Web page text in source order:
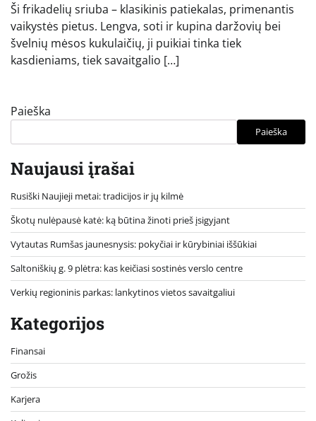
Ši frikadelių sriuba – klasikinis patiekalas, primenantis
vaikystės pietus. Lengva, soti ir kupina daržovių bei
švelnių mėsos kukulaičių, ji puikiai tinka tiek
kasdieniams, tiek savaitgalio […]
Paieška
Paieška
Naujausi įrašai
Rusiški Naujieji metai: tradicijos ir jų kilmė
Škotų nulėpausė katė: ką būtina žinoti prieš įsigyjant
Vytautas Rumšas jaunesnysis: pokyčiai ir kūrybiniai iššūkiai
Saltoniškių g. 9 plėtra: kas keičiasi sostinės verslo centre
Verkių regioninis parkas: lankytinos vietos savaitgaliui
Kategorijos
Finansai
Grožis
Karjera